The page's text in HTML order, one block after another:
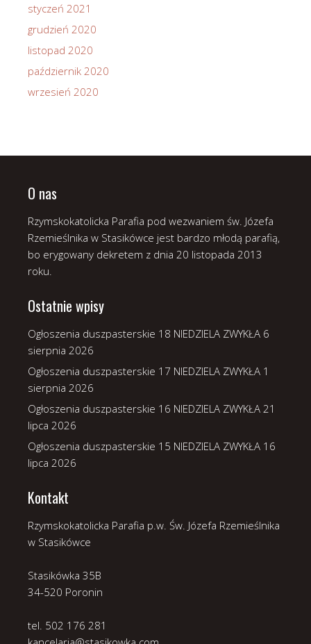
styczeń 2021
grudzień 2020
listopad 2020
październik 2020
wrzesień 2020
O nas
Rzymskokatolicka Parafia pod wezwaniem św. Józefa
Rzemieślnika w Stasikówce jest bardzo młodą parafią,
bo erygowany dekretem z dnia 20 listopada 2013
roku.
Ostatnie wpisy
Ogłoszenia duszpasterskie 18 NIEDZIELA ZWYKŁA 6
sierpnia 2026
Ogłoszenia duszpasterskie 17 NIEDZIELA ZWYKŁA 1
sierpnia 2026
Ogłoszenia duszpasterskie 16 NIEDZIELA ZWYKŁA 21
lipca 2026
Ogłoszenia duszpasterskie 15 NIEDZIELA ZWYKŁA 16
lipca 2026
Kontakt
Rzymskokatolicka Parafia p.w. Św. Józefa Rzemieślnika
w Stasikówce
Stasikówka 35B
34-520 Poronin
tel. 502 176 281